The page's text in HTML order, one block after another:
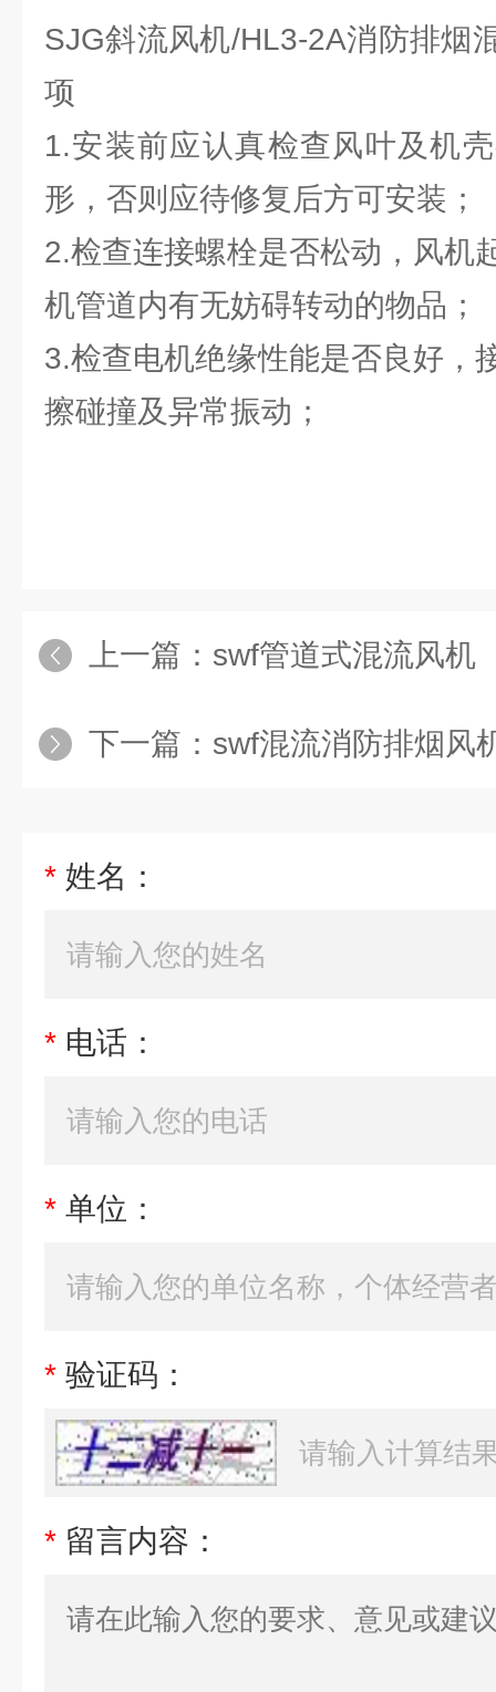
SJG斜流风机/HL3-2A消防排烟
项
1.安装前应认真检查风叶及机
形，否则应待修复后方可安装；
2.检查连接螺栓是否松动，风机
机管道内有无妨碍转动的物品；
3.检查电机绝缘性能是否良好，
擦碰撞及异常振动；
上一篇： swf管道式混流风机
下一篇： swf混流消防排烟风
* 姓名：
* 电话：
* 单位：
* 验证码：
* 留言内容：